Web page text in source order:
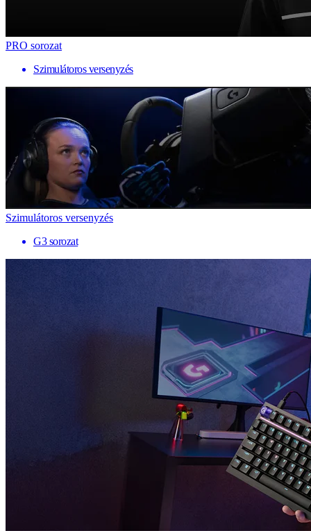
PRO sorozat
Szimulátoros versenyzés
Szimulátoros versenyzés
G3 sorozat